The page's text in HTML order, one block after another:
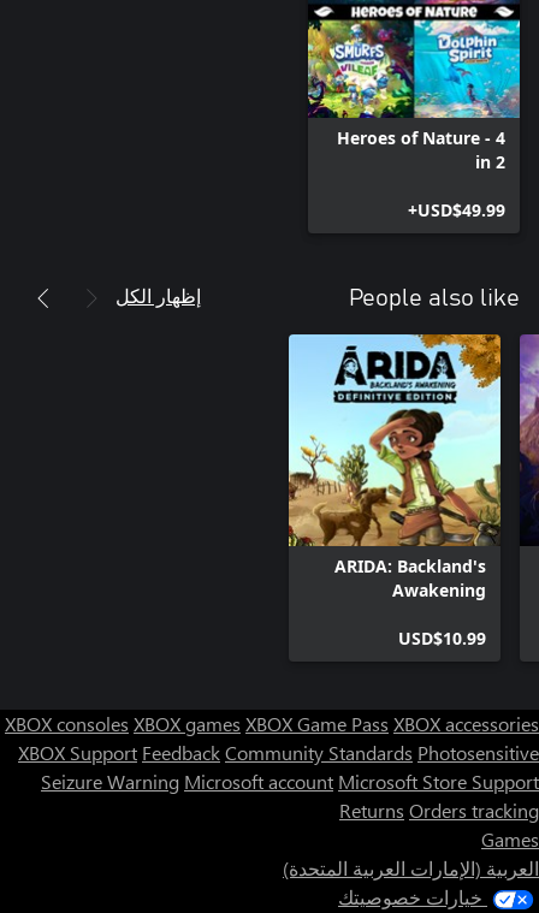
Heroes of Nature - 4
in 2
USD$49.99+
People also like إظهار الكل
ARIDA: Backland's
Awakening
USD$10.99
XBOX consoles XBOX games XBOX Game Pass XBOX accessories
XBOX Support FeedbackCommunity Standards Photosensitive
Seizure Warning Microsoft account Microsoft Store Support
Returns Orders tracking
Games
العربية (الإمارات العربية المتحدة)
خيارات خصوصيتك